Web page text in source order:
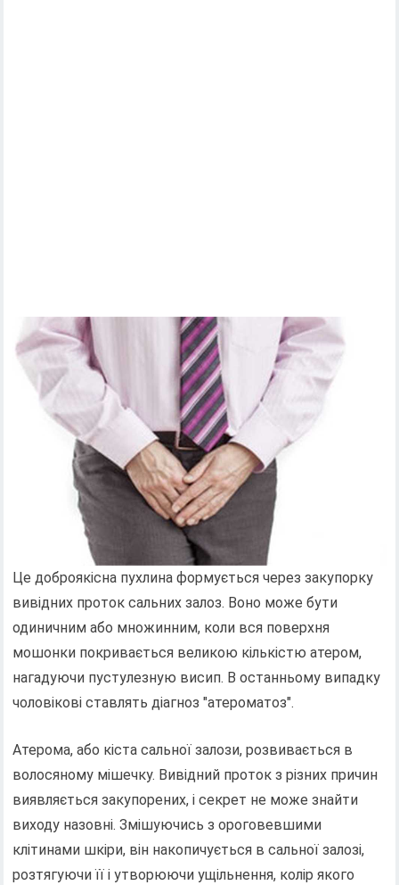
Це доброякісна пухлина формується через закупорку
вивідних проток сальних залоз. Воно може бути
одиничним або множинним, коли вся поверхня
мошонки покривається великою кількістю атером,
нагадуючи пустулезную висип. В останньому випадку
чоловікові ставлять діагноз "атероматоз".
Атерома, або кіста сальної залози, розвивається в
волосяному мішечку. Вивідний проток з різних причин
виявляється закупорених, і секрет не може знайти
виходу назовні. Змішуючись з ороговевшими
клітинами шкіри, він накопичується в сальної залозі,
розтягуючи її і утворюючи ущільнення, колір якого